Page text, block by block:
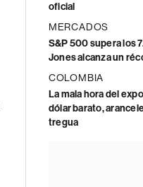
oficial
MERCADOS
S&P 500 supera los
Jones alcanza un
COLOMBIA
La mala hora del
dólar barato,
tregua